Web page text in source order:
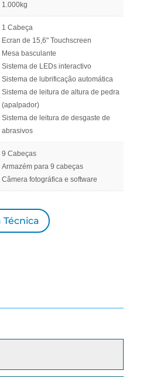
1.000kg
1 Cabeça
Ecran de 15,6" Touchscreen
Mesa basculante
Sistema de LEDs interactivo
Sistema de lubrificação automática
Sistema de leitura de altura de pedra
(apalpador)
Sistema de leitura de desgaste de
abrasivos
9 Cabeças
Armazém para 9 cabeças
Câmera fotográfica e software